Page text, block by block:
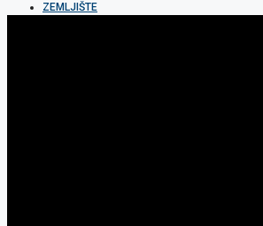
ZEMLJIŠTE